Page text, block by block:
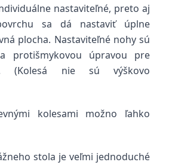
nastaviteľné, preto aj
sa dá nastaviť úplne
plocha. Nastaviteľné nohy sú
protišmykovou úpravou pre
(Kolesá nie sú výškovo
kolesami možno ľahko
stola je veľmi jednoduché